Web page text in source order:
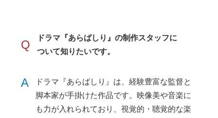
Q
ドラマ『あらばしり』の制作スタッフに
ついて知りたいです。
A
ドラマ『あらばしり』は、経験豊富な監督と
脚本家が手掛けた作品です。映像美や音楽に
も力が入れられており、視覚的・聴覚的な楽